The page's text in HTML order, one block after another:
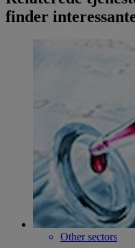
finder
Other sectors